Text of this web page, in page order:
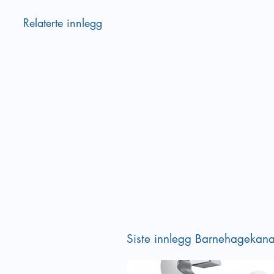
Relaterte innlegg
Siste innlegg